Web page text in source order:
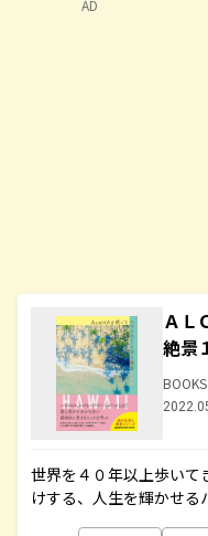
ＡＬ
絶景
世界を４０年以上歩いて
けする、人生を輝かせ
AD